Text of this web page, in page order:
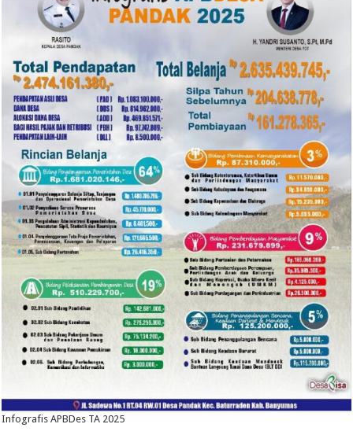
Infografis APBDes TA 2025